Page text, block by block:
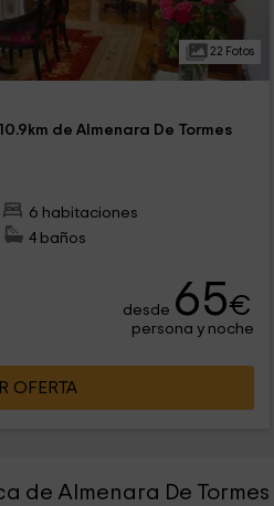
22 Fotos
de Almenara De Tormes
6 habitaciones
4 baños
desde 65€
persona y noche
OFERTA
de Almenara De Tormes